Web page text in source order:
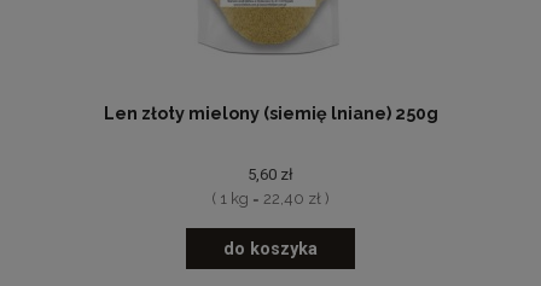
Len złoty mielony (siemię lniane) 250g
5,60 zł
( 1 kg = 22,40 zł )
do koszyka